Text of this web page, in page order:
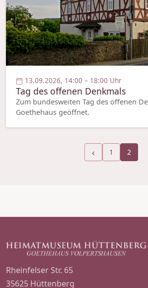
13.09.2026, 14:00 – 18:00 Uhr
Tag des offenen Denkmals
Zum bundesweiten Tag des offenen
Goethehaus geöffnet.
‹ 1 2
Rheinfelser Str. 65
35625 Hüttenberg